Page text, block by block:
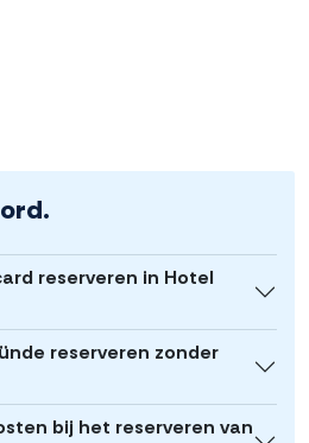
reserveren in Hotel
reserveren zonder
bij het reserveren van